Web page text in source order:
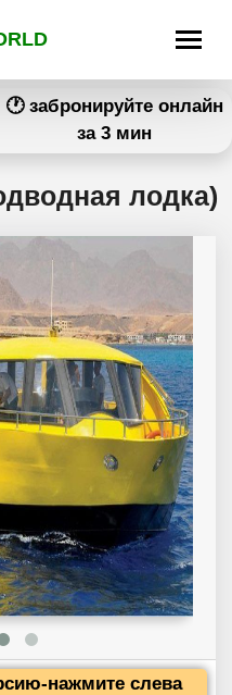
🕐 забронируйте онлайн
за 3 мин
лодка)
нажмите слева